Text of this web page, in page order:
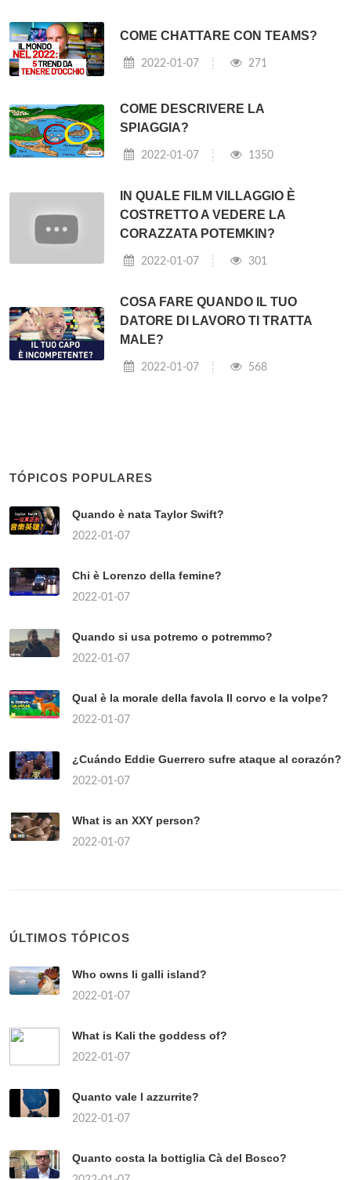
COME CHATTARE CON TEAMS?
2022-01-07 271
COME DESCRIVERE LA
SPIAGGIA?
2022-01-07 1350
IN QUALE FILM VILLAGGIO È
COSTRETTO A VEDERE LA
CORAZZATA POTEMKIN?
2022-01-07 301
COSA FARE QUANDO IL TUO
DATORE DI LAVORO TI TRATTA
MALE?
2022-01-07 568
TÓPICOS POPULARES
Quando è nata Taylor Swift?
2022-01-07
Chi è Lorenzo della femine?
2022-01-07
Quando si usa potremo o potremmo?
2022-01-07
Qual è la morale della favola Il corvo e la volpe?
2022-01-07
¿Cuándo Eddie Guerrero sufre ataque al corazón?
2022-01-07
What is an XXY person?
2022-01-07
ÚLTIMOS TÓPICOS
Who owns li galli island?
2022-01-07
What is Kali the goddess of?
2022-01-07
Quanto vale l azzurrite?
2022-01-07
Quanto costa la bottiglia Cà del Bosco?